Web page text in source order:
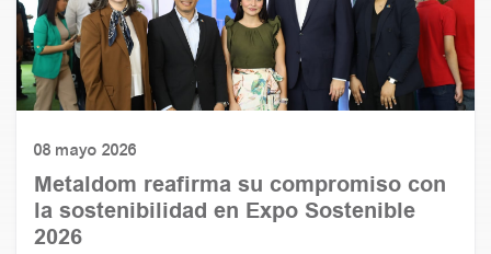
08 mayo 2026
Metaldom reafirma su compromiso con
la sostenibilidad en Expo Sostenible
2026